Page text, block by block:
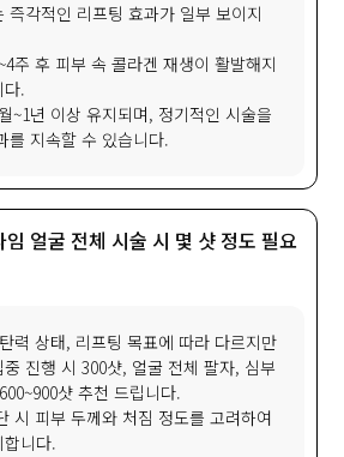
즉각적인 리프팅 효과가 일부 보이지
주 후 피부 속 콜라겐 재생이 활발해지
다.
~1년 이상 유지되며, 정기적인 시술을
를 지속할 수 있습니다.
얼굴 전체 시술 시 몇 샷 정도 필요
력 상태, 리프팅 목표에 따라 다르지만
진행 시 300샷, 얼굴 전체 팔자, 심부
샷 추천 드립니다.
시 피부 두께와 처짐 정도를 고려하여
니다.